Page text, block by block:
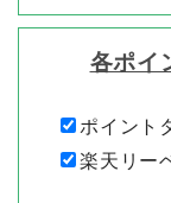
各ポイ
ポイント
楽天リー